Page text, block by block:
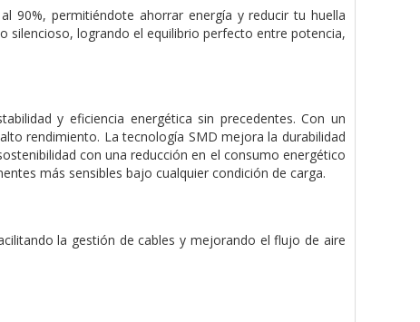
90%, permitiéndote ahorrar energía y reducir tu huella
silencioso, logrando el equilibrio perfecto entre potencia,
y eficiencia energética sin precedentes. Con un
rendimiento. La tecnología SMD mejora la durabilidad
con una reducción en el consumo energético
más sensibles bajo cualquier condición de carga.
la gestión de cables y mejorando el flujo de aire